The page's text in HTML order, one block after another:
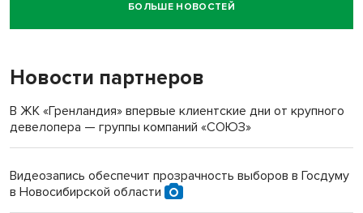
Новосибирский суд наказал водителя за смерть
пенсионерки на вокзале
«Мы живём на пастбище!»: в новосибирском селе лошади
терроризируют жителей
Инвалид получил условный срок за избиение врачей
Новосибирский преподаватель с женой вошли в топ-16
БОЛЬШЕ НОВОСТЕЙ
Новости партнеров
В ЖК «Гренландия» впервые клиентские дни от крупного
девелопера — группы компаний «СОЮЗ»
Видеозапись обеспечит прозрачность выборов в Госдуму
в Новосибирской области